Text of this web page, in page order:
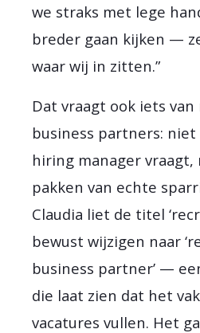
we straks met lege
breder gaan kijken —
waar wij in zitten.”
Dat vraagt ook iets
business partners:
hiring manager vraagt,
pakken van echte
Claudia liet de titel
bewust wijzigen naar
business partner’ —
die laat zien dat het
vacatures vullen. Het